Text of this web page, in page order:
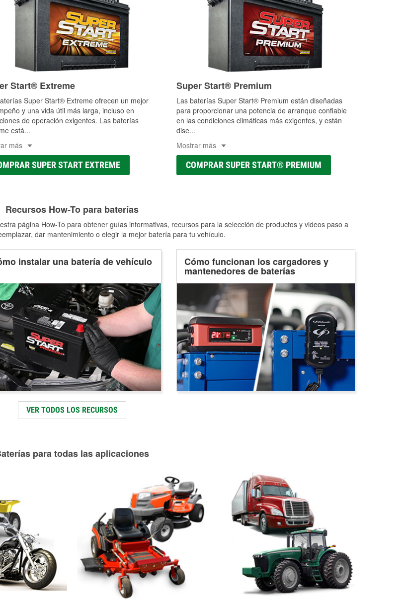
Start® Extreme
Super Start® Extreme ofrecen un mejor
y una vida útil más larga, incluso en
de operación exigentes. Las baterías
está...
más
SUPER START EXTREME
Super Start® Premium
Las baterías Super Start® Premium están diseñadas
para proporcionar una potencia de arranque confiable
en las condiciones climáticas más exigentes, y están
dise...
Mostrar más
COMPRAR SUPER START® PREMIUM
Recursos How-To para baterías
página How-To para obtener guías informativas, recursos para la selección de productos y videos paso a
dar mantenimiento o elegir la mejor batería para tu vehículo.
instalar una batería de vehículo Cómo funcionan los cargadores y
mantenedores de baterías
VER TODOS LOS RECURSOS
para todas las aplicaciones